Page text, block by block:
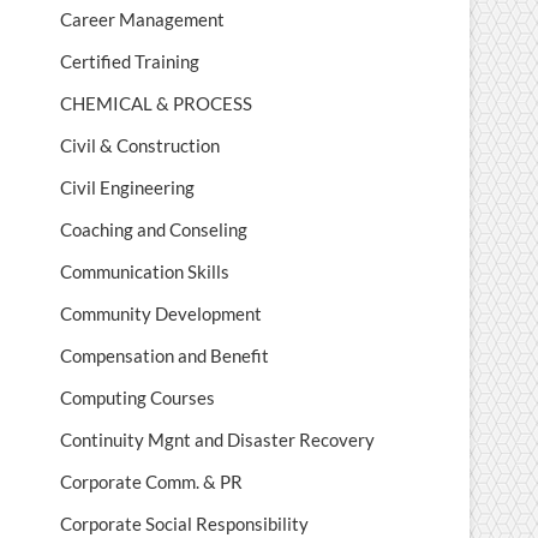
Career Management
Certified Training
CHEMICAL & PROCESS
Civil & Construction
Civil Engineering
Coaching and Conseling
Communication Skills
Community Development
Compensation and Benefit
Computing Courses
Continuity Mgnt and Disaster Recovery
Corporate Comm. & PR
Corporate Social Responsibility